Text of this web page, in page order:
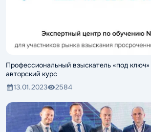
Профессиональный взыскатель «под
авторский курс
13.01.2023
2584